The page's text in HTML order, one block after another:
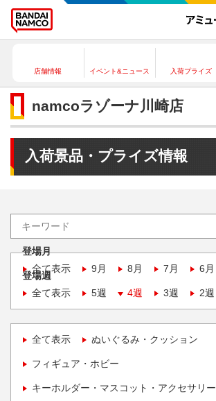
店舗情報 イベント&ニュース 入荷プライズ
namcoラゾーナ川崎店
入荷景品・プライズ情報
登場月
全て表示
9月 8月 7月 6月
登場週
全て表示
5週 4週 3週 2週
全て表示 ぬいぐるみ・クッション
フィギュア・ホビー
キーホルダー・マスコット・アクセサリー